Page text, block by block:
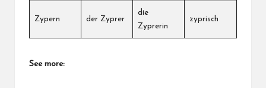
Zypern der Zyprer
die
Zyprerin
zyprisch
See more: